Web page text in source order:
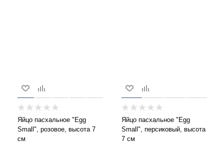
Яйцо пасхальное "Egg
Small", розовое, высота 7
см
Яйцо пасхальное "Egg
Small", персиковый, высота
7 см